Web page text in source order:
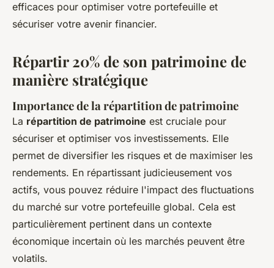
efficaces pour optimiser votre portefeuille et
sécuriser votre avenir financier.
Répartir 20% de son patrimoine de
manière stratégique
Importance de la répartition de patrimoine
La répartition de patrimoine est cruciale pour
sécuriser et optimiser vos investissements. Elle
permet de diversifier les risques et de maximiser les
rendements. En répartissant judicieusement vos
actifs, vous pouvez réduire l'impact des fluctuations
du marché sur votre portefeuille global. Cela est
particulièrement pertinent dans un contexte
économique incertain où les marchés peuvent être
volatils.